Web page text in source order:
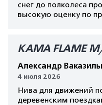
снег до полколеса
высокую оценку по
КАМА FLAME
Александр
4 июля 2026
Нива для движений
деревенским